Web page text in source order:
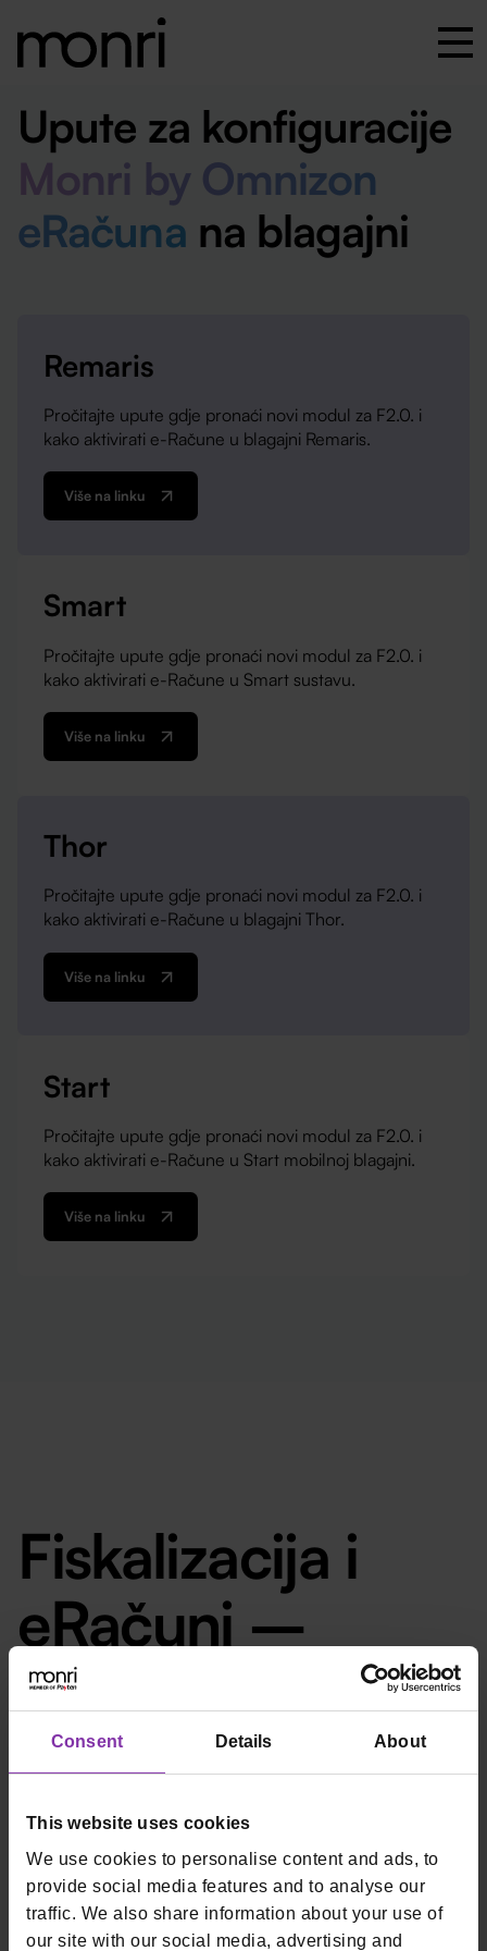
Consent Details About
This website uses cookies
We use cookies to personalise content and ads, to
provide social media features and to analyse our
traffic. We also share information about your use of
our site with our social media, advertising and
Upute za konfiguracije
Monri by Omnizon
eRačuna na blagajni
Remaris
Pročitajte upute gdje pronaći novi modul za F2.0. i
kako aktivirati e-Račune u blagajni Remaris.
Više na linku
Smart
Pročitajte upute gdje pronaći novi modul za F2.0. i
kako aktivirati e-Račune u Smart sustavu.
Više na linku
Thor
Pročitajte upute gdje pronaći novi modul za F2.0. i
kako aktivirati e-Račune u blagajni Thor.
Više na linku
Start
Pročitajte upute gdje pronaći novi modul za F2.0. i
kako aktivirati e-Račune u Start mobilnoj blagajni.
Više na linku
Fiskalizacija i
eRačuni –
obveza
ugostitelja od
1.1.2026.
Od 1. siječnja 2026. u Hrvatskoj se uvodi proširenje sustava
fiskalizacije, poznato kao Fiskalizacija 2.0. Ova promjena